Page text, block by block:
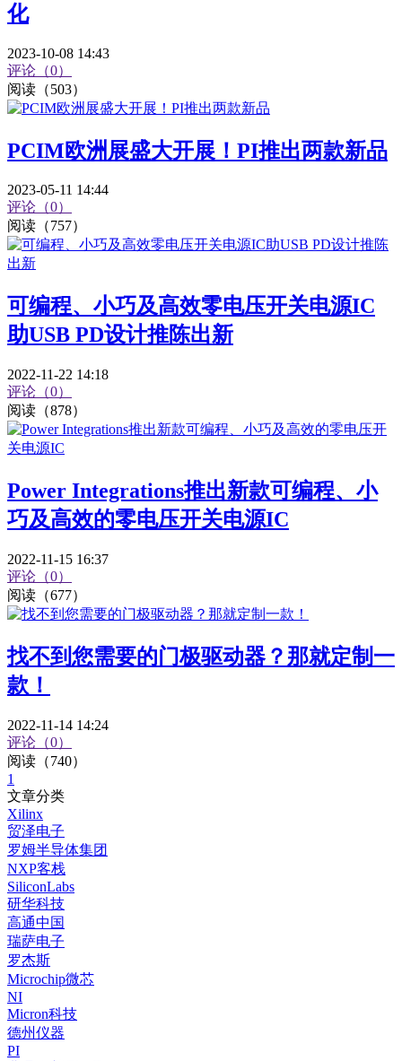
化
2023-10-08 14:43
评论（0）
阅读（503）
PCIM欧洲展盛大开展！PI推出两款新品
2023-05-11 14:44
评论（0）
阅读（757）
可编程、小巧及高效零电压开关电源IC
助USB PD设计推陈出新
2022-11-22 14:18
评论（0）
阅读（878）
Power Integrations推出新款可编程、小
巧及高效的零电压开关电源IC
2022-11-15 16:37
评论（0）
阅读（677）
找不到您需要的门极驱动器？那就定制一
款！
2022-11-14 14:24
评论（0）
阅读（740）
1
文章分类
Xilinx
贸泽电子
罗姆半导体集团
NXP客栈
SiliconLabs
研华科技
高通中国
瑞萨电子
罗杰斯
Microchip微芯
NI
Micron科技
德州仪器
PI